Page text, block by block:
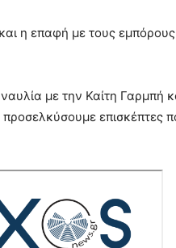
η επαφή με τους
με την Καίτη Γαρμπή
προσελκύσουμε